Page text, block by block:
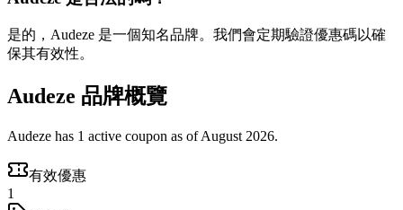
是的，Audeze 是一個知名品牌。我們會定期驗證優惠碼以確
保其有效性。
Audeze 品牌概覽
Audeze has 1 active coupon as of August 2026.
有效優惠
1